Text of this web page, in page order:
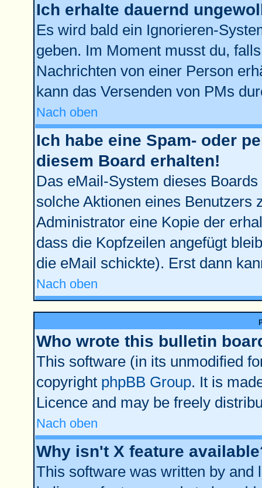
Ich erhalte dauernd
Es wird bald ein Ignorieren-
geben. Im Moment musst du,
Nachrichten von einer Person
kann das Versenden von PMs
Nach oben
Ich habe eine Spam- oder
diesem Board erhalten!
Das eMail-System dieses
solche Aktionen eines Benutzers
Administrator eine Kopie der
dass die Kopfzeilen angefügt
die eMail schickte). Erst dann
Nach oben
Who wrote this bulletin
This software (in its unmodified
copyright phpBB Group. It is
Licence and may be freely
Nach oben
Why isn't X feature
This software was written by and